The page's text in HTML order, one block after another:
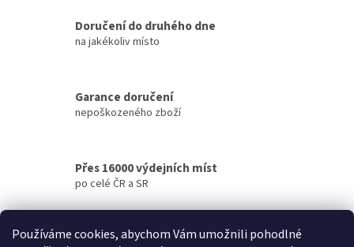
Používáme cookies, abychom Vám umožnili pohodlné
c
y
p
i
u
á
Doručení do druhého dne
na jakékoliv místo
Garance doručení
nepoškozeného zboží
Přes 16000 výdejních míst
po celé ČR a SR
Doprava zdarma